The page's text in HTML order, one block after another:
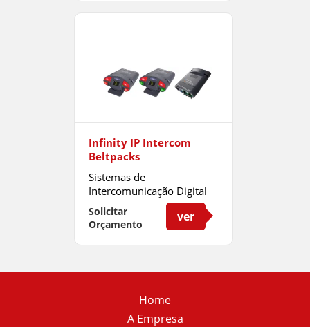
Infinity IP Intercom
Beltpacks
Sistemas de
Intercomunicação Digital
com Alta Performance
Solicitar
Orçamento
ver
Home
A Empresa